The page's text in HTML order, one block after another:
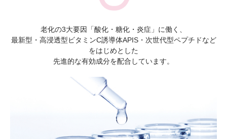
老化の3大要因「酸化・糖化・炎症」に働く、
最新型・高浸透型ビタミンC誘導体APIS・次世代型ペプチドなど
をはじめとした
先進的な有効成分を配合しています。